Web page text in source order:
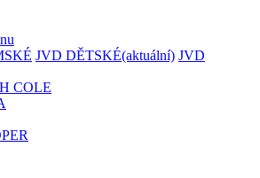
JVD DĚTSKÉ(aktuální) JVD
COLE